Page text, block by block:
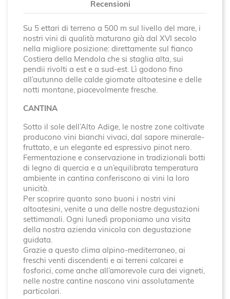
Recensioni
Su 5 ettari di terreno a 500 m sul livello del mare, i
nostri vini di qualità maturano già dal XVI secolo
nella migliore posizione: direttamente sul fianco
Costiera della Mendola che si staglia alta, sui
pendii rivolti a est e a sud-est. Lì godono fino
all’autunno delle calde giornate altoatesine e delle
notti montane, piacevolmente fresche.
CANTINA
Sotto il sole dell’Alto Adige, le nostre zone coltivate
producono vini bianchi vivaci, dal sapore minerale-
fruttato, e un elegante ed espressivo pinot nero.
Fermentazione e conservazione in tradizionali botti
di legno di quercia e a un’equilibrata temperatura
ambiente in cantina conferiscono ai vini la loro
unicità.
Per scoprire quanto sono buoni i nostri vini
altoatesini, venite a una delle nostre degustazioni
settimanali. Ogni lunedì proponiamo una visita
della nostra azienda vinicola con degustazione
guidata.
Grazie a questo clima alpino-mediterraneo, ai
freschi venti discendenti e ai terreni calcarei e
fosforici, come anche all’amorevole cura dei vigneti,
nelle nostre cantine nascono vini assolutamente
particolari.